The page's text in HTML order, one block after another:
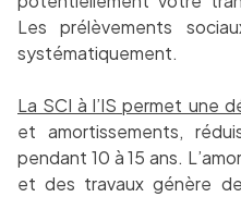
Les prélèvements
systématiquement.
La SCI à l’IS permet une
et amortissements,
pendant 10 à 15 ans.
et des travaux génère